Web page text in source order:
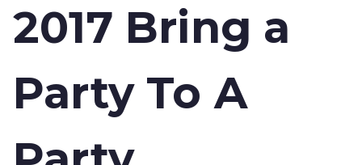
2017 Bring a
Party To A